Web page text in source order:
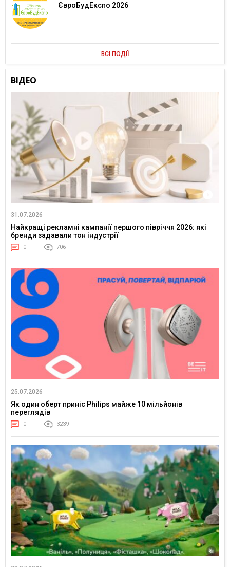
ЄвроБудЕкспо 2026
ВСІ ПОДІЇ
ВІДЕО
31.07.2026
Найкращі рекламні кампанії першого півріччя 2026: які
бренди задавали тон індустрії
0 706
25.07.2026
Як один оберт приніс Philips майже 10 мільйонів
переглядів
0 3239